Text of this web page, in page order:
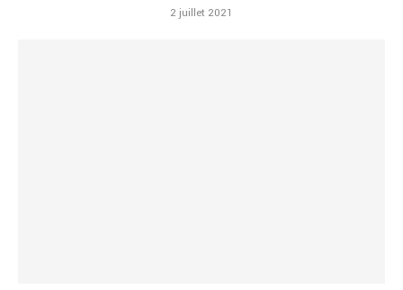
2 juillet 2021